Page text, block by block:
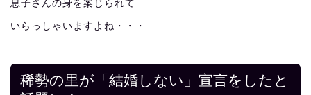
息子さんの身を案じられて
いらっしゃいますよね・・・
稀勢の里が「結婚しない」宣言をしたと